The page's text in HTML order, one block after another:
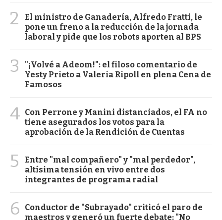
2
El ministro de Ganadería, Alfredo Fratti, le
pone un freno a la reducción de la jornada
laboral y pide que los robots aporten al BPS
3
"¡Volvé a Adeom!": el filoso comentario de
Yesty Prieto a Valeria Ripoll en plena Cena de
Famosos
4 Con Perrone y Manini distanciados, el FA no
tiene asegurados los votos para la
aprobación de la Rendición de Cuentas
5
Entre "mal compañero" y "mal perdedor",
altísima tensión en vivo entre dos
integrantes de programa radial
6
Conductor de "Subrayado" criticó el paro de
maestros y generó un fuerte debate: "No